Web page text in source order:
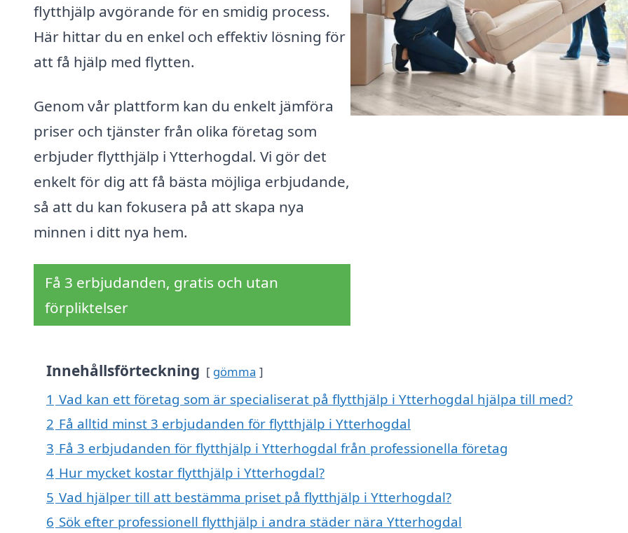
flytthjälp avgörande för en smidig process.
Här hittar du en enkel och effektiv lösning för
att få hjälp med flytten.
Genom vår plattform kan du enkelt jämföra
priser och tjänster från olika företag som
erbjuder flytthjälp i Ytterhogdal. Vi gör det
enkelt för dig att få bästa möjliga erbjudande,
så att du kan fokusera på att skapa nya
minnen i ditt nya hem.
Få 3 erbjudanden, gratis och utan
förpliktelser
Innehållsförteckning gömma
1 Vad kan ett företag som är specialiserat på flytthjälp i Ytterhogdal hjälpa till med?
2 Få alltid minst 3 erbjudanden för flytthjälp i Ytterhogdal
3 Få 3 erbjudanden för flytthjälp i Ytterhogdal från professionella företag
4 Hur mycket kostar flytthjälp i Ytterhogdal?
5 Vad hjälper till att bestämma priset på flytthjälp i Ytterhogdal?
6 Sök efter professionell flytthjälp i andra städer nära Ytterhogdal